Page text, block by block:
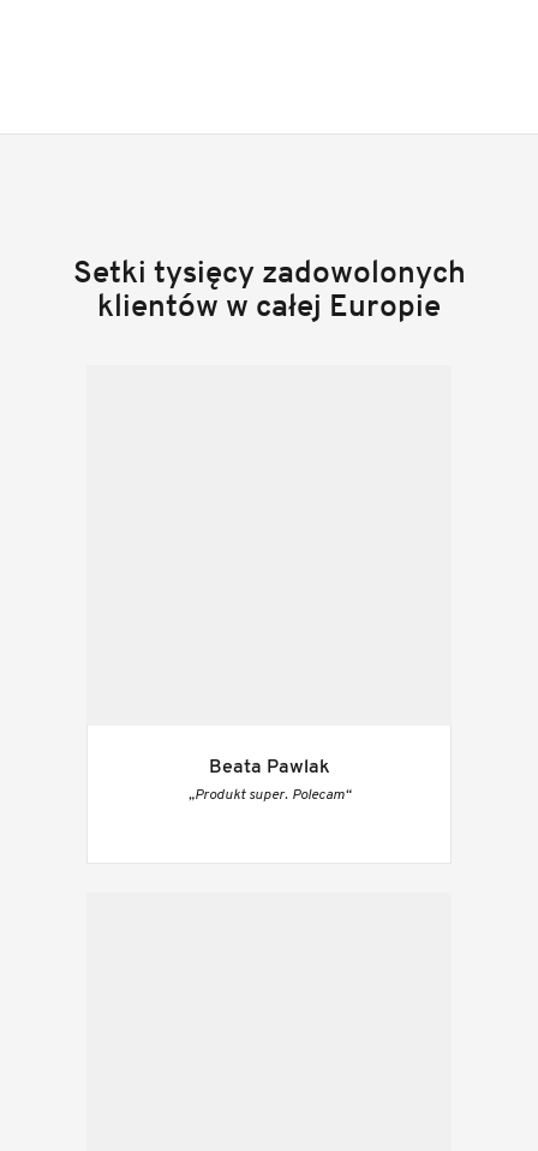
Setki tysięcy zadowolonych
klientów w całej Europie
Beata Pawlak
„Produkt super. Polecam“